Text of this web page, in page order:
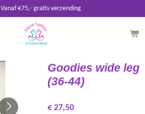
Vanaf €75,- gratis verzending
Goodies wide leg
(36-44)
€ 27,50